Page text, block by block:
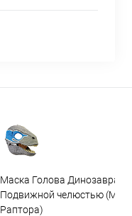
Маска Голова Динозавра с
Подвижной челюстью
Раптора)